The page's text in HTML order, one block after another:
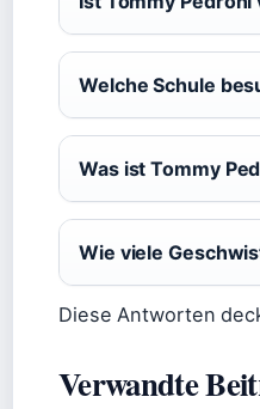
Welche Schule
Was ist Tommy
Wie viele
Diese Antworten
Verwandte